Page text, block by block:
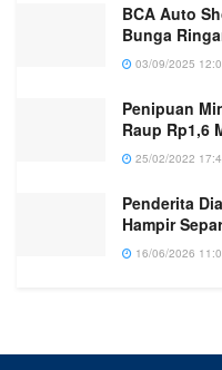
BCA Auto
Bunga
03/09/2025
Penipuan
Raup Rp1,6
25/02/2022
Penderita
Hampir
16/06/2026